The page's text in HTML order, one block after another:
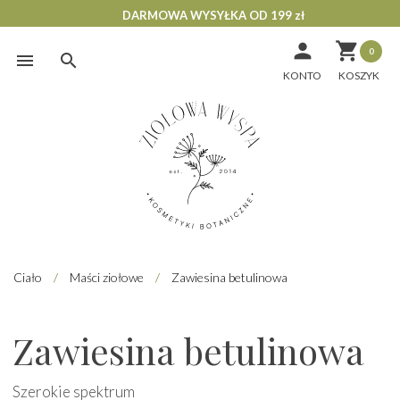
Skip
DARMOWA WYSYŁKA OD 199 zł
 0

KONTO
Ciało / Maści ziołowe / Zawiesina betulinowa
Zawiesina betulinowa
Szerokie spektrum